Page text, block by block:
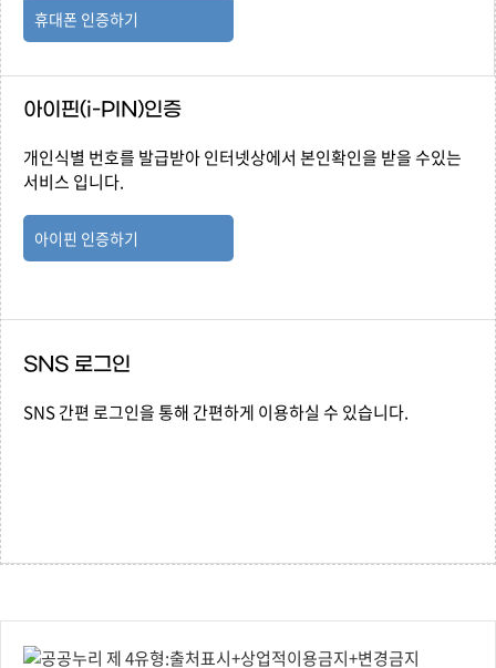
휴대폰 인증하기
아이핀(i-PIN)인증
개인식별 번호를 발급받아 인터넷상에서 본인확인을 받을 수있는
서비스 입니다.
아이핀 인증하기
SNS 로그인
SNS 간편 로그인을 통해 간편하게 이용하실 수 있습니다.